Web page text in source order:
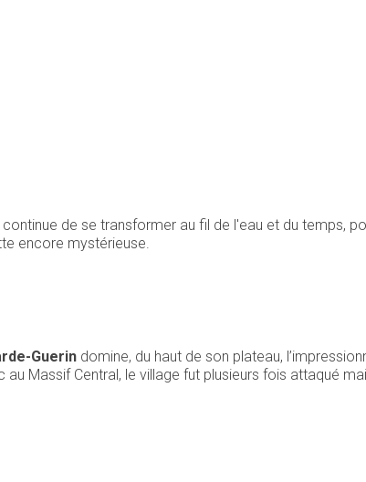
de se transformer au fil de l'eau et du temps,
encore mystérieuse.
Guerindomine, du haut de son plateau,
Massif Central, le village fut plusieurs fois attaqué